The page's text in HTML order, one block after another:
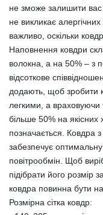
не зможе залишити вас
не викликає
важливо, оскільки
Наповнення ковдри
волокна, а на 50% – з
відсоткове
додають, щоб зробити
легкими, а враховуючи
більше 50% на якісних
позначається. Ковдра
забезпечує
повітрообмін. Щоб
підібрати його розмір
ковдра повинна бути
Розмірна сітка ковдр: